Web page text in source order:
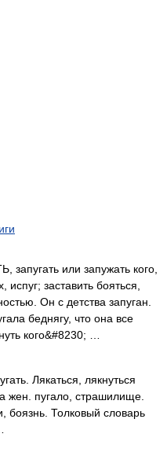
или запужать кого,
испуг; заставить бояться,
Он с детства запуган.
беднягу, что она все
кого&#8230; …
Лякаться, лякнуться
жен. пугало, страшилище.
боязнь. Толковый словарь